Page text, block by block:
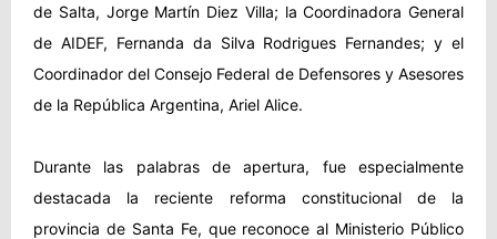
de Salta, Jorge Martín Diez Villa; la Coordinadora General
de AIDEF, Fernanda da Silva Rodrigues Fernandes; y el
Coordinador del Consejo Federal de Defensores y Asesores
de la República Argentina, Ariel Alice.
Durante las palabras de apertura, fue especialmente
destacada la reciente reforma constitucional de la
provincia de Santa Fe, que reconoce al Ministerio Público